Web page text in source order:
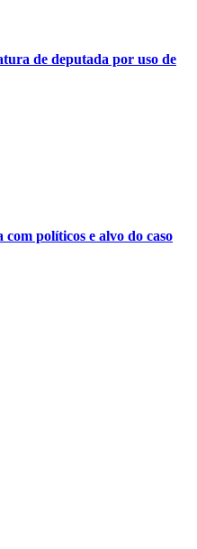
de deputada por uso de
políticos e alvo do caso